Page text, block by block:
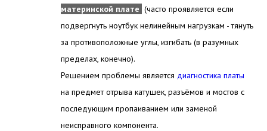
материнской плате (часто проявляется если
подвергнуть ноутбук нелинейным нагрузкам - тянуть
за противоположные углы, изгибать (в разумных
пределах, конечно).
Решением проблемы является диагностика платы
на предмет отрыва катушек, разъёмов и мостов с
последующим пропаиванием илизаменой
неисправного компонента.